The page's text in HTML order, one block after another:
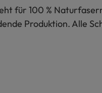
für 100 %
Produktion. Alle